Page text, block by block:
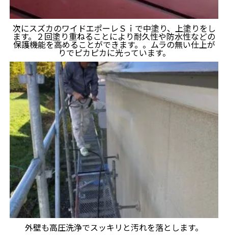
次にスズカのワイドエポーレＳｉで中塗り、上塗りをし
ます。２回塗り重ねることにより耐久性や防水性などの
保護機能を高めることができます。。ムラの無い仕上が
りでピカピカに光っています。
外壁も高圧洗浄でスッキリと汚れを落とします。